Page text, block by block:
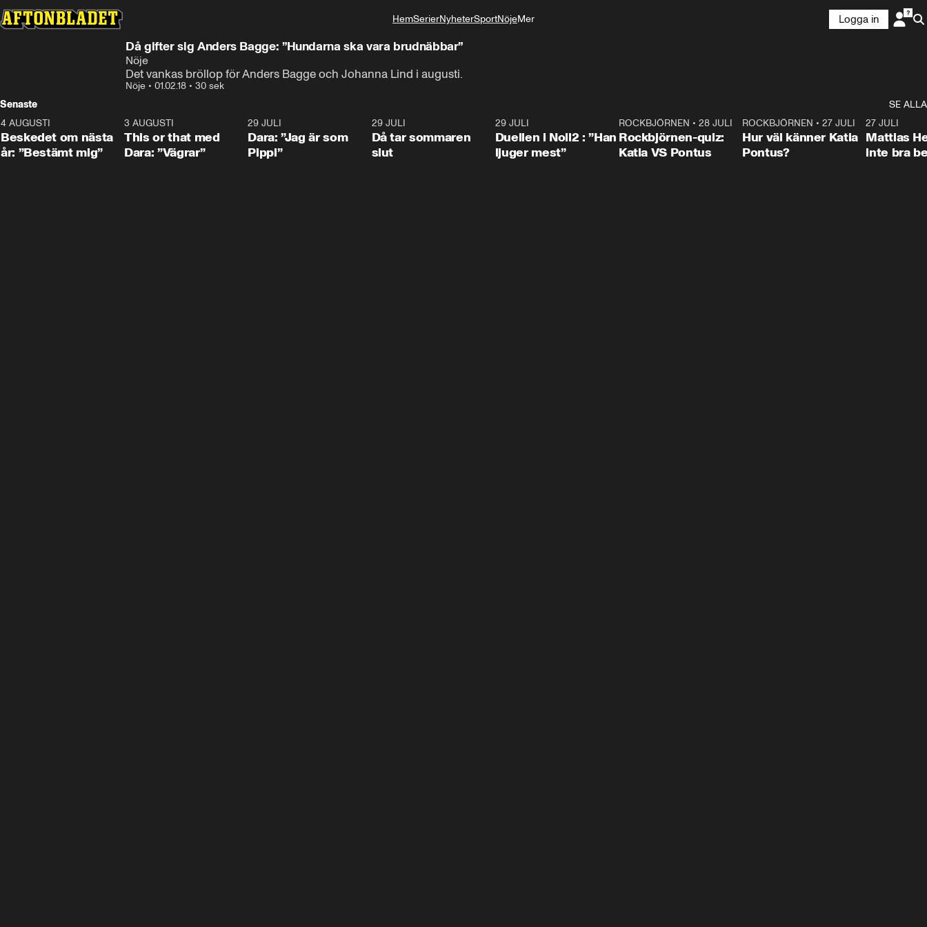
HemSerierNyheterSportNöjeMer
Logga in
Då gifter sig Anders Bagge: ”Hundarna ska vara brudnäbbar”
Nöje
Det vankas bröllop för Anders Bagge och Johanna Lind i augusti.
Nöje • 01.02.18 • 30 sek
Senaste
SE ALLA
0:24
4 AUGUSTI
Beskedet om nästa
år: ”Bestämt mig”
1:02
3 AUGUSTI
This or that med
Dara: ”Vägrar”
29 JULI
Dara: ”Jag är som
Pippi”
29 JULI
Då tar sommaren
slut
29 JULI
Duellen i Noll2 : ”Han
ljuger mest”
0:15
ROCKBJÖRNEN • 28 JULI
Rockbjörnen-quiz:
Katia VS Pontus
0:46
ROCKBJÖRNEN •27 JULI
Hur väl känner Katia
Pontus?
27 JULI
Mattias
inte bra